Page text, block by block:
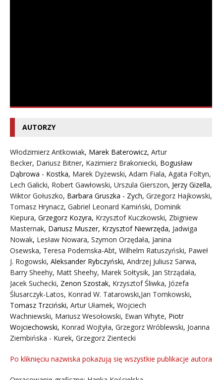
AUTORZY
Włodzimierz Antkowiak, Marek Baterowicz, Artur
Becker, Dariusz Bitner, Kazimierz Brakoniecki, Bogusław
Dąbrowa - Kostka, Marek Dyżewski, Adam Fiala, Agata Foltyn,
Lech Galicki, Robert Gawłowski, Urszula Gierszon, Jerzy Gizella,
Wiktor Gołuszko, Barbara Gruszka - Zych, Grzegorz Hajkowski,
Tomasz Hrynacz, Gabriel Leonard Kamiński, Dominik
Kiepura, Grzegorz Kozyra, Krzysztof Kuczkowski, Zbigniew
Masternak, Dariusz Muszer, Krzysztof Niewrzęda, Jadwiga
Nowak, Lesław Nowara, Szymon Orzędała, Janina
Osewska, Teresa Podemska-Abt, Wilhelm Ratuszyński, Paweł
J. Rogowski, Aleksander Rybczyński, Andrzej Juliusz Sarwa,
Barry Sheehy, Matt Sheehy, Marek Sołtysik, Jan Strządała,
Jacek Suchecki, Zenon Szostak, Krzysztof Śliwka, Józefa
Ślusarczyk-Latos, Konrad W. Tatarowski,Jan Tomkowski,
Tomasz Trzciński, Artur Ułamek, Wojciech
Wachniewski, Mariusz Wesołowski, Ewan Whyte, Piotr
Wojciechowski, Konrad Wojtyła, Grzegorz Wróblewski, Joanna
Ziembińska - Kurek, Grzegorz Zientecki
Po kliknięciu nazwiska pokazują się wszystkie publikacje autora